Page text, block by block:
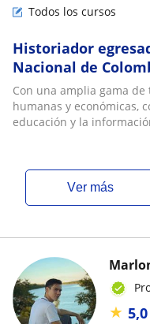
Todos los cursos
Historiador
Nacional de
Con una amplia gama
humanas y económicas,
educación y la
ver más
★ 5,0